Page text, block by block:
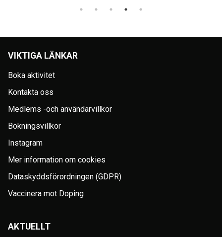
VIKTIGA LÄNKAR
Boka aktivitet
Kontakta oss
Medlems -och användarvillkor
Bokningsvillkor
Instagram
Mer information om cookies
Dataskyddsförordningen (GDPR)
Vaccinera mot Doping
AKTUELLT